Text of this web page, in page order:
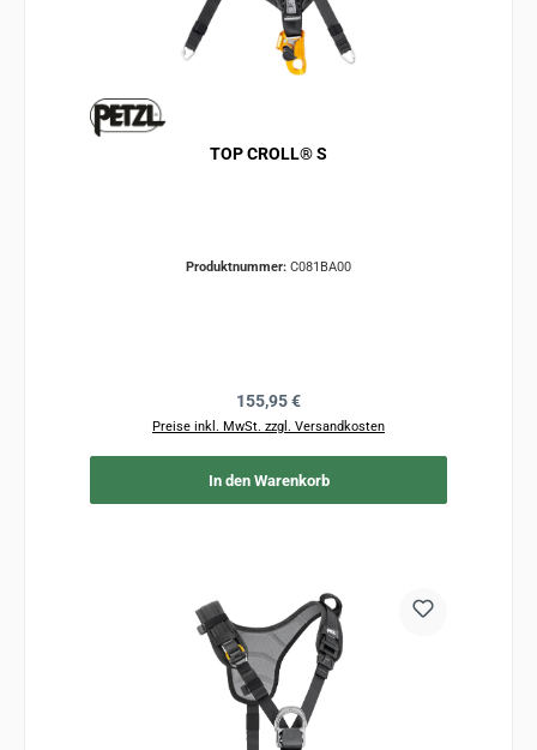
TOP CROLL® S
Produktnummer: C081BA00
Regulärer Preis:
155,95 €
Preise inkl. MwSt. zzgl. Versandkosten
In den Warenkorb